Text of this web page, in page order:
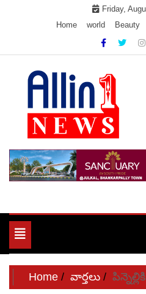
Friday,
Home
world Beauty
Allin1news
Toggle
navigation
Home వార్తలు